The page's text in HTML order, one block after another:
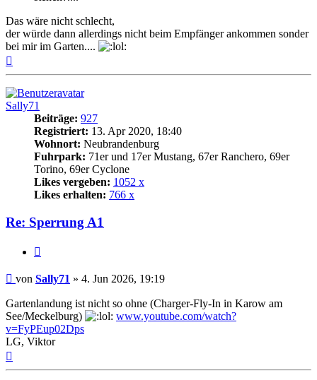
Das wäre nicht schlecht,
der würde dann allerdings nicht beim Empfänger ankommen sonder
bei mir im Garten....
oben
Sally71
Beiträge: 927
Registriert: 13. Apr 2020, 18:40
Wohnort: Neubrandenburg
Fuhrpark: 71er und 17er Mustang, 67er Ranchero, 69er
Torino, 69er Cyclone
Likes vergeben: 1052 x
Likes erhalten: 766 x
Re: Sperrung A1
Beitrag
von Sally71 » 4. Jun 2026, 19:19
Gartenlandung ist nicht so ohne (Charger-Fly-In in Karow am
See/Meckelburg)
www.youtube.com/watch?
v=FyPEup02Dps
LG, Viktor